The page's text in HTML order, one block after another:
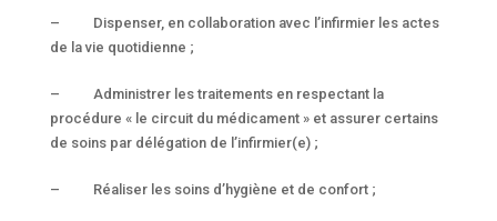
– Dispenser, en collaboration avec l’infirmier les actes
de la vie quotidienne ;
– Administrer les traitements en respectant la
procédure « le circuit du médicament » et assurer certains
de soins par délégation de l’infirmier(e) ;
– Réaliser les soins d’hygiène et de confort ;